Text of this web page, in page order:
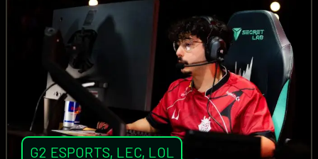
G2 ESPORTS, LEC, LOL